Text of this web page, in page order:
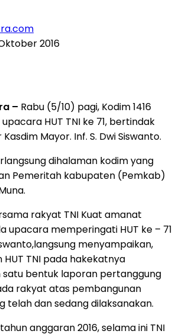
2016
– Rabu (5/10) pagi, Kodim 1416
HUT TNI ke 71, bertindak
Mayor. Inf. S. Dwi Siswanto.
dihalaman kodim yang
Pemeritah kabupaten (Pemkab)
rakyat TNI Kuat amanat
upacara memperingati HUT ke – 71
menyampaikan,
TNI pada hakekatnya
satu bentuk laporan pertanggung
rakyat atas pembangunan
telah dan sedang dilaksanakan.
anggaran 2016, selama ini TNI